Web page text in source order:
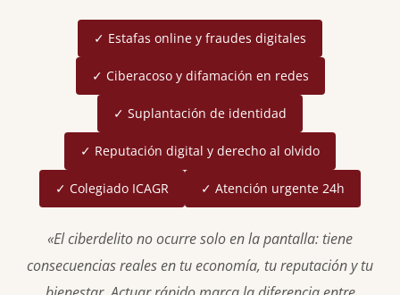
✓ Estafas online y fraudes digitales
✓ Ciberacoso y difamación en redes
✓ Suplantación de identidad
✓ Reputación digital y derecho al olvido
✓ Colegiado ICAGR ✓ Atención urgente 24h
«El ciberdelito no ocurre solo en la pantalla: tiene
consecuencias reales en tu economía, tu reputación y tu